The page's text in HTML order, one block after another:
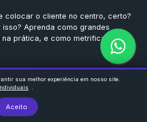
colocar o cliente no centro, certo?
Aprenda como grandes
prática, e como metrificar se
sua melhor experiência em nosso site.
Aceito